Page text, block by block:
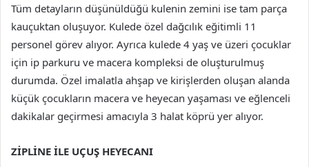
Tüm detayların düşünüldüğü kulenin zemini ise tam parça
kauçuktan oluşuyor. Kulede özel dağcılık eğitimli 11
personel görev alıyor. Ayrıca kulede 4 yaş ve üzeri çocuklar
için ip parkuru ve macera kompleksi de oluşturulmuş
durumda. Özel imalatla ahşap ve kirişlerden oluşan alanda
küçük çocukların macera ve heyecan yaşaması ve eğlenceli
dakikalar geçirmesi amacıyla 3 halat köprü yer alıyor.
ZİPLİNE İLE UÇUŞ HEYECANI